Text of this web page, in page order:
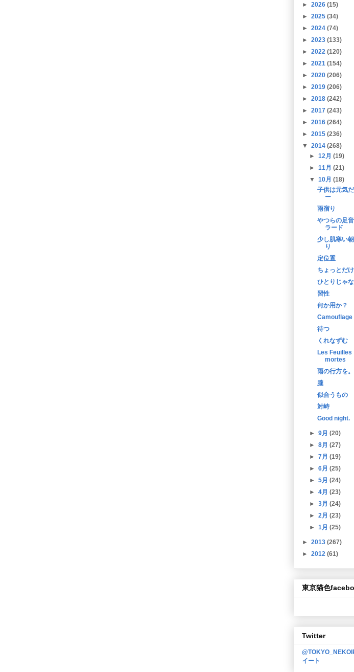
► 2026 (15)
► 2025 (34)
► 2024 (74)
► 2023 (133)
► 2022 (120)
► 2021 (154)
► 2020 (206)
► 2019 (206)
► 2018 (242)
► 2017 (243)
► 2016 (264)
► 2015 (236)
▼ 2014 (268)
►12月(19)
►11月(21)
▼10月(18)
子供は元気
ー
雨宿り
やつらの足
ラード
少し肌寒い
り
定位置
ちょっとだ
ひとりじゃ
習性
何か用か？
Camouflage
待つ
くれなずむ
Les Feuilles
mortes
雨の行方を。
朧
似合うもの
対峙
Good night.
►9月(20)
►8月(27)
►7月(19)
►6月(25)
►5月(24)
►4月(23)
►3月(24)
►2月(23)
►1月(25)
► 2013 (267)
► 2012 (61)
東京猫色
Twitter
イート